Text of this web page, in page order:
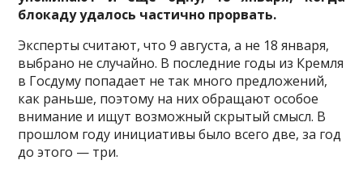
блокаду удалось частично прорвать.
Эксперты считают, что 9 августа, а не 18 января,
выбрано не случайно. В последние годы из Кремля
в Госдуму попадает не так много предложений,
как раньше, поэтому на них обращают особое
внимание и ищут возможный скрытый смысл. В
прошлом году инициативы было всего две, за год
до этого — три.